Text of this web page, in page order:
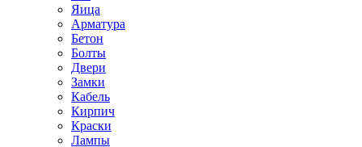
Яица
Арматура
Бетон
Болты
Двери
Замки
Кабель
Кирпич
Краски
Лампы